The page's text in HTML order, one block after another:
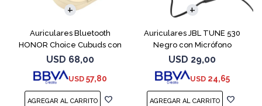
Auriculares Bluetooth
HONOR Choice Cubuds con
Pantalla Beige
USD 68,00
USD 57,80
Auriculares JBL TUNE 530
Negro con Micrófono
USD 29,00
USD 24,65